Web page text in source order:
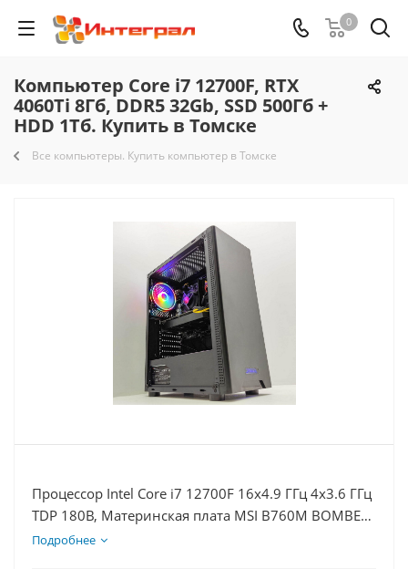
0
Компьютер Core i7 12700F, RTX
4060Ti 8Гб, DDR5 32Gb, SSD 500Гб +
HDD 1Тб. Купить в Томске
Все компьютеры. Купить компьютер в Томске
Процессор Intel Core i7 12700F 16x4.9 ГГц 4x3.6 ГГц
TDP 180В, Материнская плата MSI B760M BOMBER
WIFI D5, Видеокарта RTX 4060Ti 8Гб, Память
Подробнее